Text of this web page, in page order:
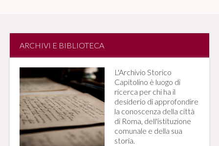
ARCHIVI E BIBLIOTECA
L'Archivio Storico
Capitolino è luogo di
ricerca per chi ha il
desiderio di approfondire
la conoscenza della città
di Roma, dell'istituzione
comunale e della sua
storia.